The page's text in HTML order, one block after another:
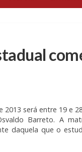
será entre 19 e
Barreto. A
daquela que o